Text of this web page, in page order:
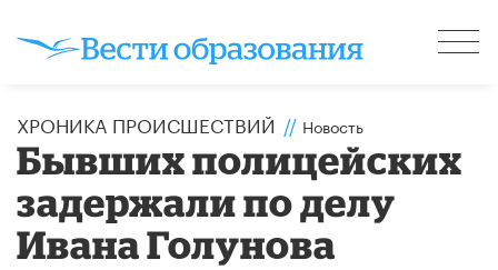
ХРОНИКА ПРОИСШЕСТВИЙ // Новость
​Бывших полицейских
задержали по делу
Ивана Голунова